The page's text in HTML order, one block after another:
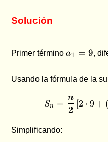
Solución
Primer términoa_1
a1 = 9,
Usando la fórmula de la
Sn =
2
n [2 ⋅ 9 +
Simplificando: